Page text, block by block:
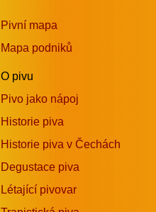
Pivní mapa
Mapa podniků
O pivu
Pivo jako nápoj
Historie piva
Historie piva v Čechách
Degustace piva
Létající pivovar